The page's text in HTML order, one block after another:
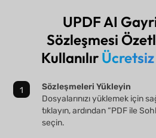
UPDF AI
Sözleşmesi
Kullanılır
Sözleşmeleri Yükleyin
Dosyalarınızı yüklemek için
tıklayın, ardından “PDF ile
seçin.